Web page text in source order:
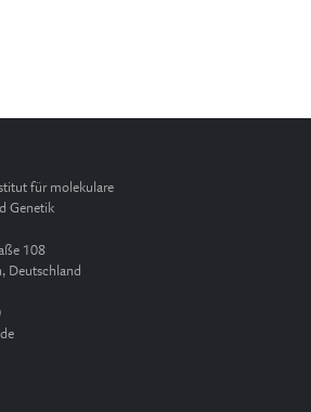
für molekulare
Genetik
108
Deutschland